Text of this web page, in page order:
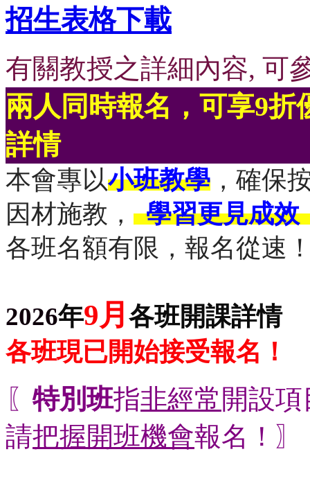
招生表格下載
有關教授之詳細內容, 可
兩人同時報名，可享9折
詳情
本會專以小班教學 ，確保
因材施教，
學習更見成效
各班名額有限，報名從速
2026年9月 各班開課詳情
各班現已開始接受報名！
〖 特別班指非經常 開設
請把握開班機會報名！〗